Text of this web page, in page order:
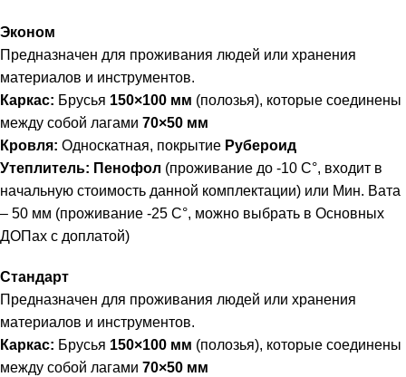
Эконом
Предназначен для проживания людей или хранения
материалов и инструментов.
Каркас: Брусья 150×100 мм (полозья), которые соединены
между собой лагами 70×50 мм
Кровля: Односкатная, покрытие Рубероид
Утеплитель: Пенофол (проживание до -10 С°, входит в
начальную стоимость данной комплектации) или Мин. Вата
– 50 мм (проживание -25 С°, можно выбрать в Основных
ДОПах с доплатой)
Стандарт
Предназначен для проживания людей или хранения
материалов и инструментов.
Каркас: Брусья 150×100 мм (полозья), которые соединены
между собой лагами 70×50 мм